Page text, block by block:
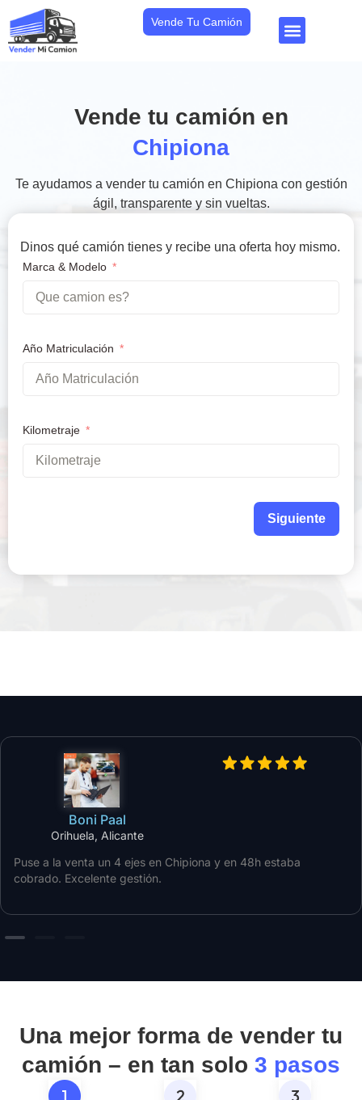
Vende Tu Camión
Vende tu camión en
Chipiona
Te ayudamos a vender tu camión en Chipiona con gestión
ágil, transparente y sin vueltas.
Dinos qué camión tienes y recibe una oferta hoy mismo.
Marca & Modelo
Año Matriculación
Kilometraje
Siguiente
Boni Paal
Orihuela, Alicante
Puse a la venta un 4 ejes en Chipiona y en 48h estaba
cobrado. Excelente gestión.
Una mejor forma de vender tu
camión – en tan solo 3 pasos